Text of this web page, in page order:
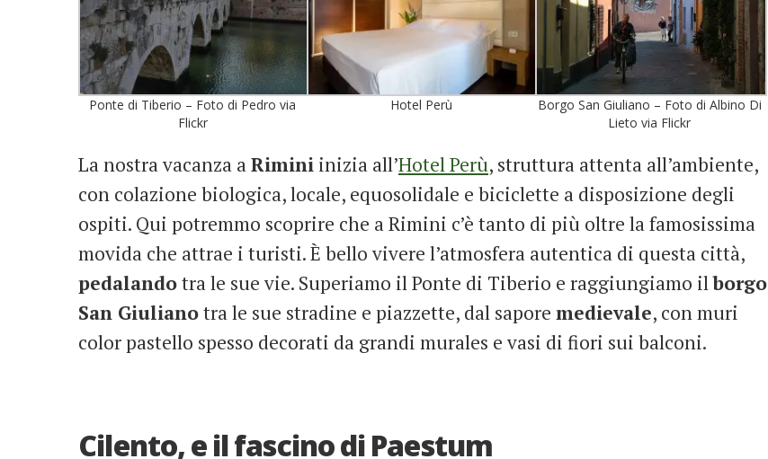
Ponte di Tiberio – Foto di Pedro via
Flickr
Hotel Perù
Borgo San Giuliano – Foto di Albino Di
Lieto via Flickr
La nostra vacanza aRimini inizia all’Hotel Perù, struttura attenta all’ambiente,
con colazione biologica, locale, equosolidale e biciclette a disposizione degli
ospiti. Qui potremmo scoprire che a Rimini c’è tanto di più oltre la famosissima
movida che attrae i turisti. È bello vivere l’atmosfera autentica di questa città,
pedalandotra le sue vie. Superiamo il Ponte di Tiberio e raggiungiamo ilborgo
San Giulianotra le sue stradine e piazzette, dal sapore medievale, con muri
color pastello spesso decorati da grandi murales e vasi di fiori sui balconi.
Cilento, e il fascino di Paestum